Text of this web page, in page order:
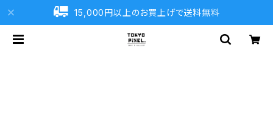
15,000円以上のお買上げで送料無料